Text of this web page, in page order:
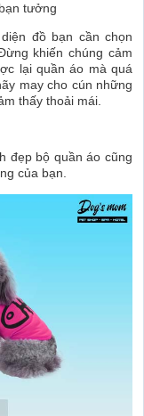
tưởng
đồ bạn cần chọn
khiến chúng cảm
lại quần áo mà quá
may cho cún những
thấy thoải mái.
đẹp bộ quần áo cũng
của bạn.